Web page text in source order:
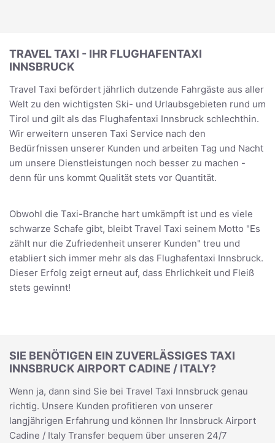
TRAVEL TAXI - IHR FLUGHAFENTAXI
INNSBRUCK
Travel Taxi befördert jährlich dutzende Fahrgäste aus aller
Welt zu den wichtigsten Ski- und Urlaubsgebieten rund um
Tirol und gilt als das Flughafentaxi Innsbruck schlechthin.
Wir erweitern unseren Taxi Service nach den
Bedürfnissen unserer Kunden und arbeiten Tag und Nacht
um unsere Dienstleistungen noch besser zu machen -
denn für uns kommt Qualität stets vor Quantität.
Obwohl die Taxi-Branche hart umkämpft ist und es viele
schwarze Schafe gibt, bleibt Travel Taxi seinem Motto "Es
zählt nur die Zufriedenheit unserer Kunden" treu und
etabliert sich immer mehr als das Flughafentaxi Innsbruck.
Dieser Erfolg zeigt erneut auf, dass Ehrlichkeit und Fleiß
stets gewinnt!
SIE BENÖTIGEN EIN ZUVERLÄSSIGES TAXI
INNSBRUCK AIRPORT CADINE / ITALY?
Wenn ja, dann sind Sie bei Travel Taxi Innsbruck genau
richtig. Unsere Kunden profitieren von unserer
langjährigen Erfahrung und können Ihr Innsbruck Airport
Cadine / Italy Transfer bequem über unseren 24/7